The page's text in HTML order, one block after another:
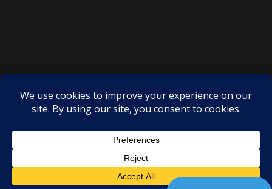
Proudly powered by WordPress |Theme: SuperMag byAcme